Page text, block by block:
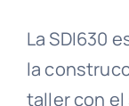
La SDI630
la
taller con el